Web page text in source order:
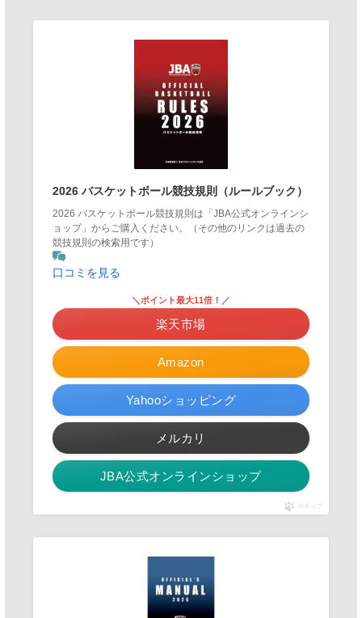
2026 バスケットボール競技規則（ルールブック）
2026 バスケットボール競技規則は「JBA公式オンラインシ
ョップ」からご購入ください。（その他のリンクは過去の
競技規則の検索用です）
口コミを見る
Amazon
＼ポイント最大11倍！／
楽天市場
Yahooショッピング
メルカリ
JBA公式オンラインショップ
ポチップ